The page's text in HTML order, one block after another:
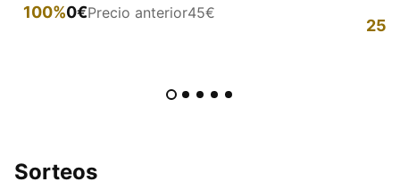
100%0€Precio anterior45€
Sorteos